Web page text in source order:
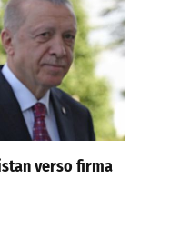
verso firma